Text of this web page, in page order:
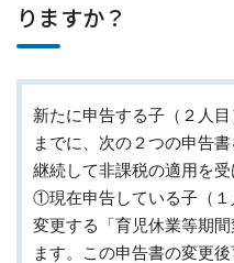
りますか？
新たに申告する子（２人
までに、次の２つの申告
継続して非課税の適用を受
①現在申告している子（１
変更する「育児休業等期
ます。この申告書の変更